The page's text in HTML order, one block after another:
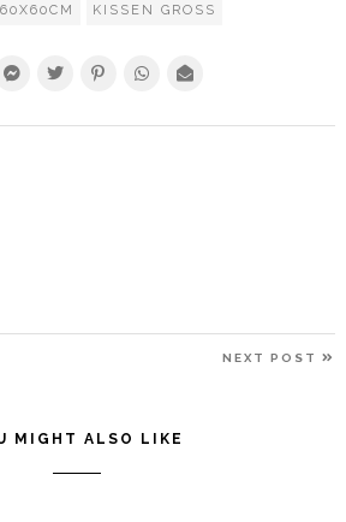
KISSEN GROSS
NEXT POST
MIGHT ALSO LIKE